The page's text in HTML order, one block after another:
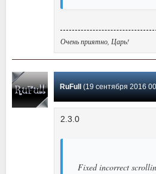
Очень приятно, Царь!
RuFull (19 сентября 2016 00:12)
2.3.0
Fixed incorrect